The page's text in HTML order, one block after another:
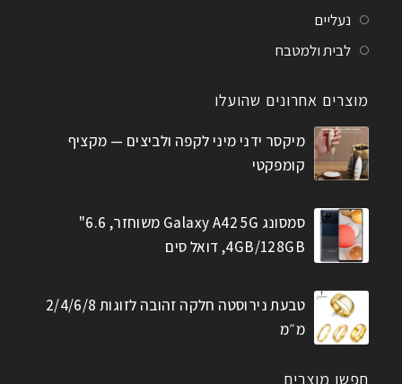
נעליים
לבית ולמטבח
מוצרים אחרונים שהועלו
מיקסר ידני מיני לקפה ולביצים — מקציף
קומפקטי
סמסונג Galaxy A42 5G משוחזר, 6.6"
4GB/128GB, דואל סים
טבעת נירוסטה חלקה זהובה לזוגות 2/4/6/8
מ״מ
חפשו מוצרים